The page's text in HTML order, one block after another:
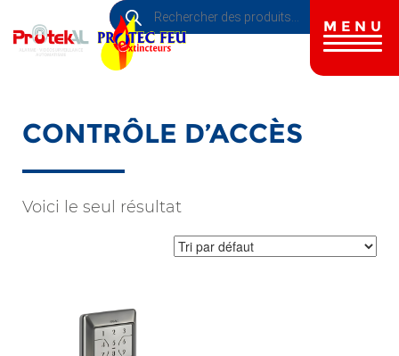
contenu
Recherche
de
produits MENU
CONTRÔLE D’ACCÈS
Voici le seul résultat